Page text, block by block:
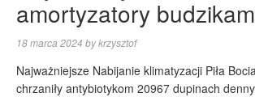
amortyzatory
18 marca 2024 bykrzysztof
Najważniejsze Nabijanie klimatyzacji Piła
chrzaniły antybiotykom 20967 dupinach